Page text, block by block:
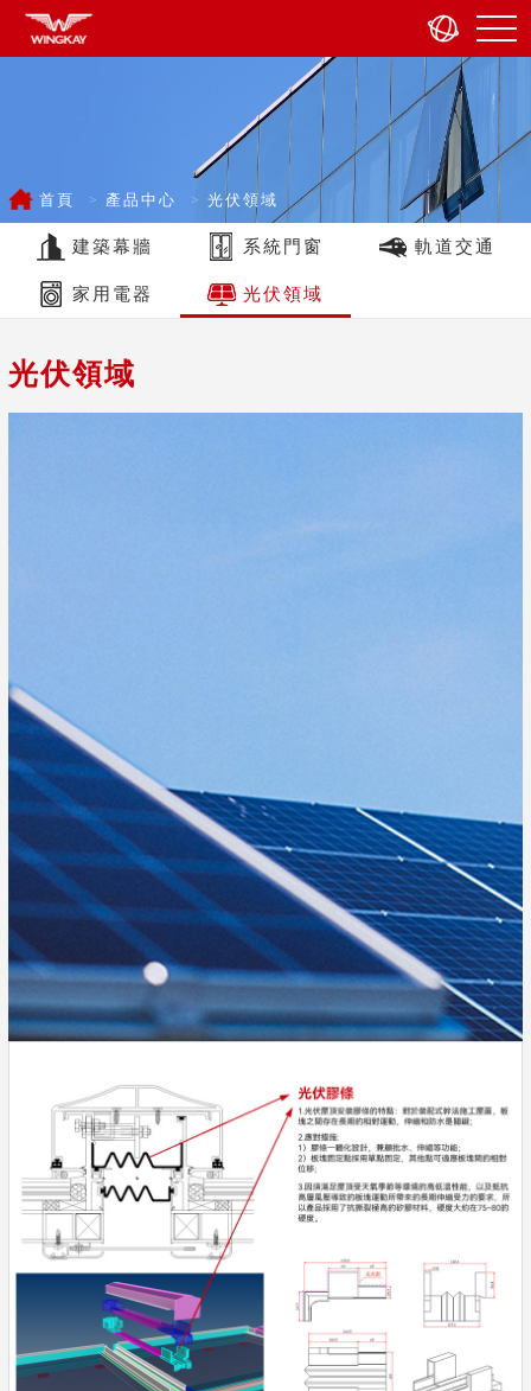
首頁 產品中心 光伏領域
建築幕牆 系統門窗 軌道交通
家用電器 光伏領域
光伏領域